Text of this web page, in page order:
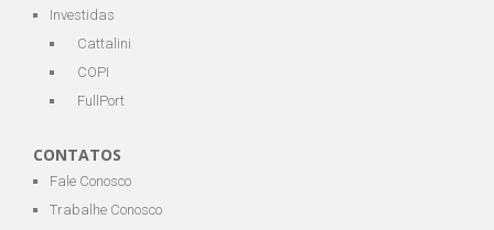
Investidas
Cattalini
COPI
FullPort
CONTATOS
Fale Conosco
Trabalhe Conosco